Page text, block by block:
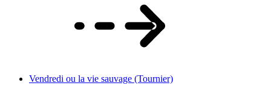
Vendredi ou la vie sauvage (Tournier)